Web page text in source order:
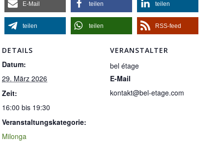
E-Mail teilen teilen
teilen teilen RSS-feed
DETAILS
Datum:
29. März 2026
Zeit:
16:00 bis 19:30
Veranstaltungskategorie:
Milonga
VERANSTALTER
bel étage
E-Mail
kontakt@bel-etage.com